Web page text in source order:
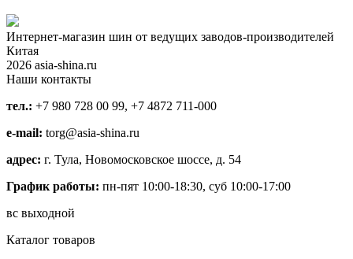
Интернет-магазин шин от ведущих заводов-производителей
Китая
2026 asia-shina.ru
Наши контакты
тел.: +7 980 728 00 99, +7 4872 711-000
e-mail: torg@asia-shina.ru
адрес: г. Тула, Новомосковское шоссе, д. 54
График работы: пн-пят 10:00-18:30, суб 10:00-17:00
вс выходной
Каталог товаров